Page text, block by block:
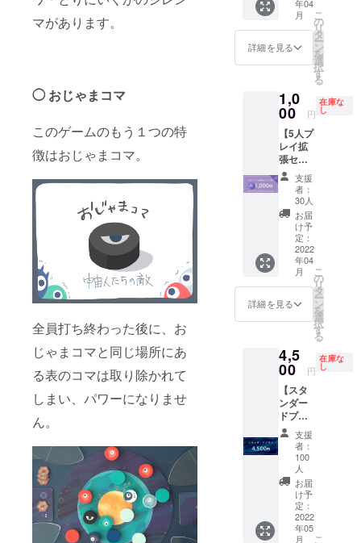
マがあります。
◯ おじゃまコマ
このゲームのもう１つの特
徴はおじゃまコマ。
全員打ち終わった後に、お
じゃまコマと同じ場所にあ
る表のコマは取り除かれて
しまい、パワーになりませ
ん。
【スタ
ンダー
ドプラ
ン】、
場 受取
プラ
ン】を
購入し
た方の
み購入
可能で
す。こ
ちらの
プラン
のみを
購入し
た場合
はお礼
のメー
ルのみ
とな
ことは
できま
せん。
でプレ
イ可能
です
が、追
加のコ
マ（ピ
と
シュー
ターを
使うこ
とで５
人まで
プレイ
可能に
なりま
す 内容
物：宇
宙人コ
マ（ピ
ンク）4
個、
シュー
ター
明）1個
のプラ
ンは、
プラネ
ピタを1
セット
以上す
でに購
入した
方のみ
購入可
能で
す。こ
ちらの
プラン
のみを
年04
月
詳細を見る
こ
の
リ
タ
ー
ン
を
選
択
す
る
1,0
00 円
在庫な
し
【5人プ
レイ拡
張セッ
ト
（紫）
】 ・通
常のプ
ラネピ
タは4人
までプ
レイ可
能です
が、追
加のコ
マ
（紫）
シュー
ターを
使うこ
とで５
人まで
プレイ
可能に
なりま
物：宇
宙人コ
（紫）4
個、
シュー
支援
者：
30人
お届
け予
定：
2022
年04
月
詳細を見る
こ
の
リ
タ
ー
ン
を
選
択
す
る
4,5
00 円
在庫な
し
【スタ
ンダー
ドプラ
ン】 ・
プラネ
ピタ１
セット
をお届
け（送
料込）
・お礼
のメッ
支援
者：
100
人
お届
け予
定：
2022
年05
月
こ